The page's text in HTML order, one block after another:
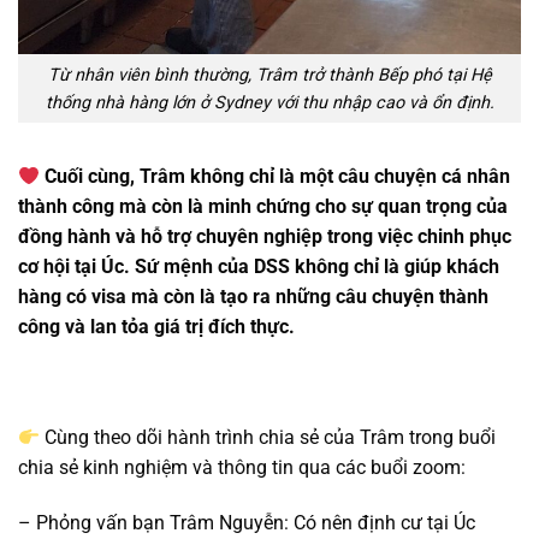
Từ nhân viên bình thường, Trâm trở thành Bếp phó tại Hệ
thống nhà hàng lớn ở Sydney với thu nhập cao và ổn định.
Cuối cùng, Trâm không chỉ là một câu chuyện cá nhân
thành công mà còn là minh chứng cho sự quan trọng của
đồng hành và hỗ trợ chuyên nghiệp trong việc chinh phục
cơ hội tại Úc. Sứ mệnh của DSS không chỉ là giúp khách
hàng có visa mà còn là tạo ra những câu chuyện thành
công và lan tỏa giá trị đích thực.
Cùng theo dõi hành trình chia sẻ của Trâm trong buổi
chia sẻ kinh nghiệm và thông tin qua các buổi zoom:
– Phỏng vấn bạn Trâm Nguyễn: Có nên định cư tại Úc